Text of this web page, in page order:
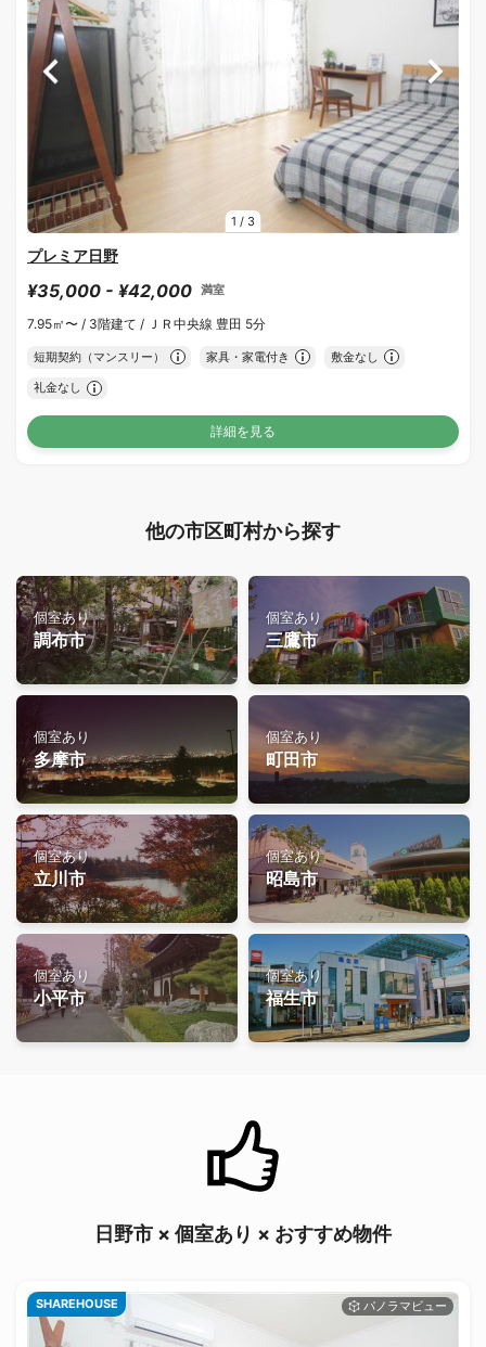
1 / 3
プレミア日野
¥35,000 - ¥42,000 満室
7.95㎡〜 / 3階建て / ＪＲ中央線 豊田 5分
短期契約（マンスリー） 家具・家電付き 敷金なし
礼金なし
詳細を見る
他の市区町村から探す
個室あり
調布市
個室あり
三鷹市
個室あり
多摩市
個室あり
町田市
個室あり
立川市
個室あり
昭島市
個室あり
小平市
個室あり
福生市
日野市 × 個室あり × おすすめ物件
SHAREHOUSE